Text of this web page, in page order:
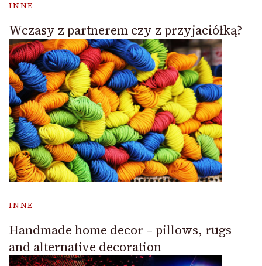
INNE
Wczasy z partnerem czy z przyjaciółką?
INNE
Handmade home decor – pillows, rugs
and alternative decoration